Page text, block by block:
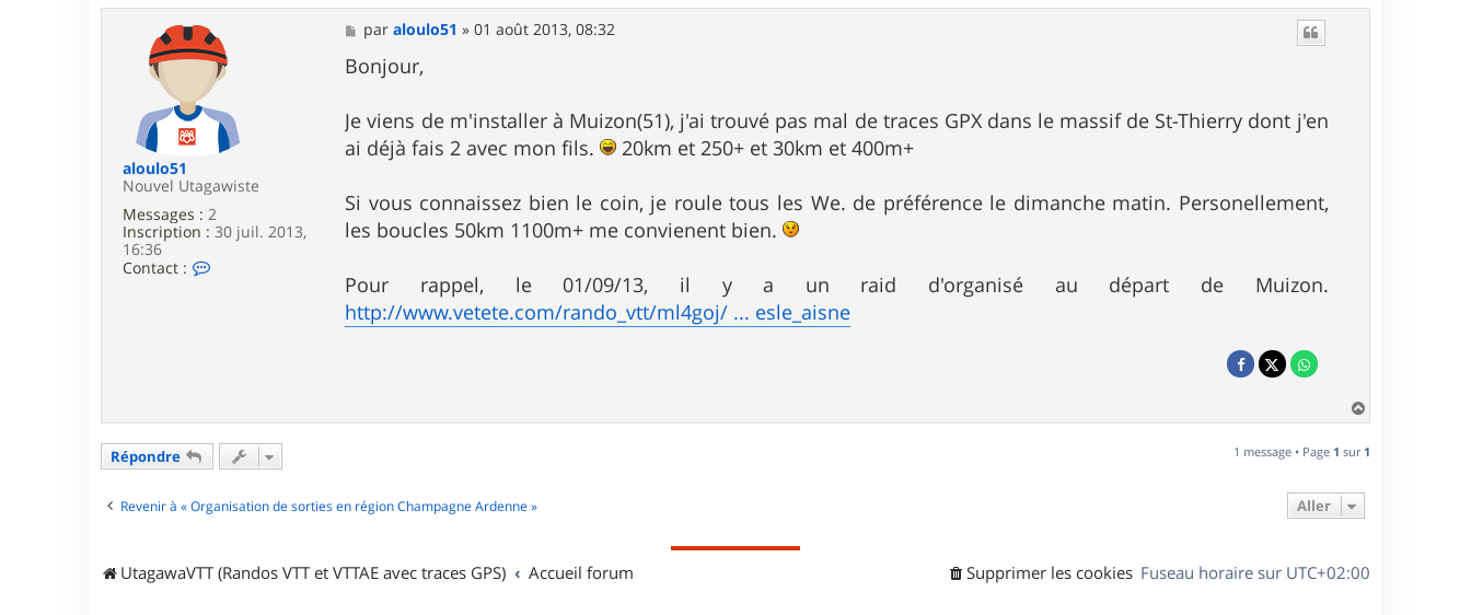
aloulo51
Nouvel Utagawiste
Messages : 2
Inscription : 30 juil. 2013,
16:36
Contact :
a
l
u
o
M
e
s
s
g
e
paraloulo51 »01 août 2013, 08:32
Bonjour,
Je viens de m'installer à Muizon(51), j'ai trouvé pas mal de traces GPX dans le massif de St-Thierry dont j'en
ai déjà fais 2 avec mon fils.
20km et 250+ et 30km et 400m+
Si vous connaissez bien le coin, je roule tous les We. de préférence le dimanche matin. Personellement,
les boucles 50km 1100m+ me convienent bien.
Pour rappel, le 01/09/13, il y a un raid d'organisé au départ de Muizon.
http://www.vetete.com/rando_vtt/ml4goj/ ... esle_aisne
a
t
Répondre 1 message • Page 1 sur 1
Revenir à « Organisation de sorties en région Champagne Ardenne » Aller
UtagawaVTT (Randos VTT et VTTAE avec traces GPS) Accueil forum Fuseau horaire sur UTC+02:00
Supprimer les cookies